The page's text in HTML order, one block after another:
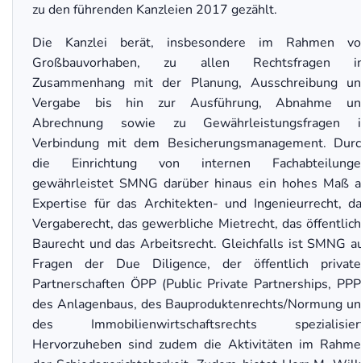
zu den führenden Kanzleien 2017 gezählt.
Die Kanzlei berät, insbesondere im Rahmen
Großbauvorhaben, zu allen Rechtsfragen
Zusammenhang mit der Planung, Ausschreibung
Vergabe bis hin zur Ausführung, Abnahme
Abrechnung sowie zu Gewährleistungsfragen
Verbindung mit dem Besicherungsmanagement.
die Einrichtung von internen
gewährleistet SMNG darüber hinaus ein hohes Maß
Expertise für das Architekten- und Ingenieurrecht,
Vergaberecht, das gewerbliche Mietrecht, das
Baurecht und das Arbeitsrecht. Gleichfalls ist SMNG
Fragen der Due Diligence, der öffentlich
Partnerschaften ÖPP (Public Private Partnerships,
des Anlagenbaus, des Bauproduktenrechts/Normung
des Immobilienwirtschaftsrechts
Hervorzuheben sind zudem die Aktivitäten im